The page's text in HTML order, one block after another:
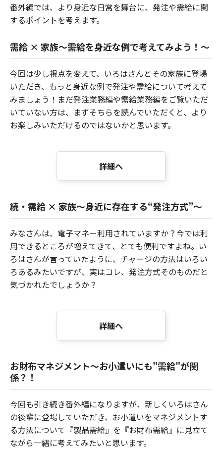
番外編では、より身近な日常を舞台に、発注や需給に関
するポイントを考えます。
需給 × 家族～需給を身近な例で考えてみよう！～
今回は少し視点を変えて、いろはさんとその家族に登場
いただき、もっと身近な例で発注や需給について考えて
みましょう！まだ発注業務編や需給業務編をご覧いただ
いていない方は、まずそちらを読んでいただくと、より
お楽しみいただけるのではないかと思います。
詳細へ
続・需給 × 家族～身近に存在する“発注方式”～
みなさんは、電子マネー利用されていますか？今では利
用できるところが増えてきて、とても便利ですよね。い
ろはさんが言っていたように、チャージの方法はいろい
ろあるみたいですが、実はコレ、発注方式そのものだと
気づかれたでしょうか？
詳細へ
お財布マネジメント～お小遣いにも"需給"が関
係？！
今回も引き続き番外編になりますが、新しくいろはさん
の後輩に登場していただき、お小遣いをマネジメントす
る方法について『製品需給』を『お財布需給』に見立て
ながら一緒に考えてみたいと思います。